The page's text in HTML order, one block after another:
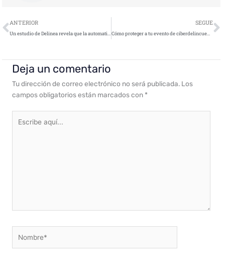
Ant
ANTERIOR
Un estudio de Delinea revela que la automatización en la nube es clave para la ciberseguridad del futuro
SEGUE
Cómo proteger a tu evento de ciberdelincuentes
Deja un comentario
Tu dirección de correo electrónico no será publicada. Los
campos obligatorios están marcados con *
aquí...